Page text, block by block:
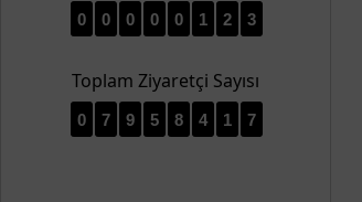
0 0 0 0 0 1 2 3
Toplam Ziyaretçi Sayısı
0 7 9 5 8 4 1 7